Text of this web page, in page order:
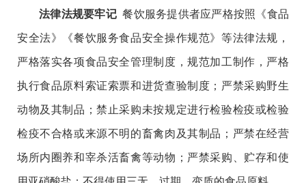
法律法规要牢记餐饮服务提供者应严格按照《食品
安全法》《餐饮服务食品安全操作规范》等法律法规，
严格落实各项食品安全管理制度，规范加工制作，严格
执行食品原料索证索票和进货查验制度；严禁采购野生
动物及其制品；禁止采购未按规定进行检验检疫或检验
检疫不合格或来源不明的畜禽肉及其制品；严禁在经营
场所内圈养和宰杀活畜禽等动物；严禁采购、贮存和使